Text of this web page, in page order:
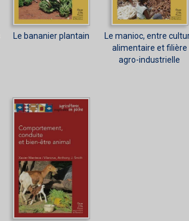
Le bananier plantain
Le manioc, entre
alimentaire et filière
agro-industrielle